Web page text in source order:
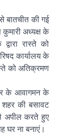
बातचीत की गई
कुमारी अध्यक्ष के
रास्ते को
कार्यालय के
को अतिक्रमण
के आवागमन के
की बसावट
अपील करते हुए
घर ना बनाएं।